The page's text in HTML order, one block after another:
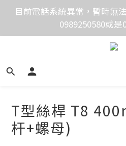
價格均含稅，下單享優惠！
專案報
目前電話系統異常，暫時無
0989250580或是
價格均含稅，下單享優惠！
T型絲桿 T8
杆+螺母)